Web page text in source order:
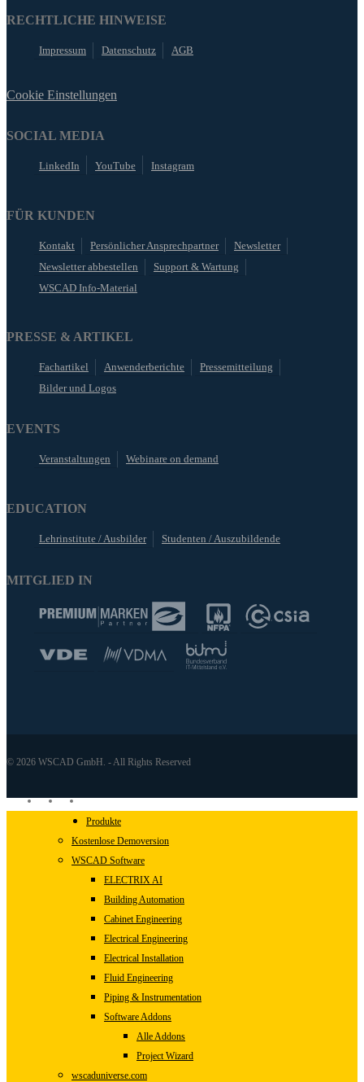
RECHTLICHE HINWEISE
Impressum Datenschutz AGB
Cookie Einstellungen
SOCIAL MEDIA
LinkedIn YouTube Instagram
FÜR KUNDEN
Kontakt Persönlicher Ansprechpartner
Newsletter
Newsletter abbestellen
Support & Wartung
WSCAD Info-Material
PRESSE & ARTIKEL
Fachartikel Anwenderberichte
Pressemitteilung
Bilder und Logos
EVENTS
Veranstaltungen Webinare on demand
EDUCATION
Lehrinstitute / Ausbilder Studenten / Auszubildende
MITGLIED IN
© 2026 WSCAD GmbH. - All Rights Reserved
linkedinyoutubeinstagram
Close
Menu
Produkte
Kostenlose Demoversion
WSCAD Software
ELECTRIX AI
Building Automation
Cabinet Engineering
Electrical Engineering
Electrical Installation
Fluid Engineering
Piping & Instrumentation
Software Addons
Alle Addons
Project Wizard
wscaduniverse.com